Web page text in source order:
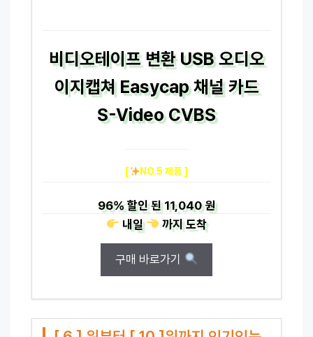
비디오테이프 변환 USB 오디오
이지캡쳐 Easycap 채널 카드
S-Video CVBS
[ NO.5 제품 ]
96%할인 된11,040 원
내일
까지도착
구매 바로가기